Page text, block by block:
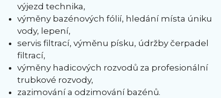
výjezd technika,
výměny bazénových fólií, hledání místa úniku
vody, lepení,
servis filtrací, výměnu písku, údržby čerpadel
filtrací,
výměny hadicových rozvodů za profesionální
trubkové rozvody,
zazimování a odzimování bazénů.